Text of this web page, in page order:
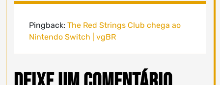
Pingback: The Red Strings Club chega ao
Nintendo Switch | vgBR